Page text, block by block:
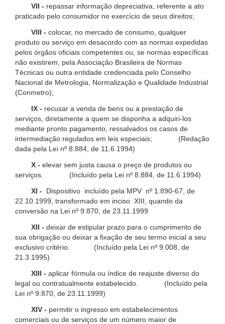
VII - repassar informação depreciativa, referente a ato
praticado pelo consumidor no exercício de seus direitos;
VIII - colocar, no mercado de consumo, qualquer
produto ou serviço em desacordo com as normas expedidas
pelos órgãos oficiais competentes ou, se normas específicas
não existirem, pela Associação Brasileira de Normas
Técnicas ou outra entidade credenciada pelo Conselho
Nacional de Metrologia, Normalização e Qualidade Industrial
(Conmetro);
IX - recusar a venda de bens ou a prestação de
serviços, diretamente a quem se disponha a adquiri-los
mediante pronto pagamento, ressalvados os casos de
intermediação regulados em leis especiais; (Redação
dada pela Lei nº 8.884, de 11.6.1994)
X - elevar sem justa causa o preço de produtos ou
serviços. (Incluído pela Lei nº 8.884, de 11.6.1994)
XI -
Dispositivo incluído pela MPV nº 1.890-67, de
22.10.1999, transformado em inciso XIII, quando da
conversão na Lei nº 9.870, de 23.11.1999
XII - deixar de estipular prazo para o cumprimento de
sua obrigação ou deixar a fixação de seu termo inicial a seu
exclusivo critério. (Incluído pela Lei nº 9.008, de
21.3.1995)
XIII - aplicar fórmula ou índice de reajuste diverso do
legal ou contratualmente estabelecido. (Incluído pela
Lei nº 9.870, de 23.11.1999)
XIV - permitir o ingresso em estabelecimentos
comerciais ou de serviços de um número maior de